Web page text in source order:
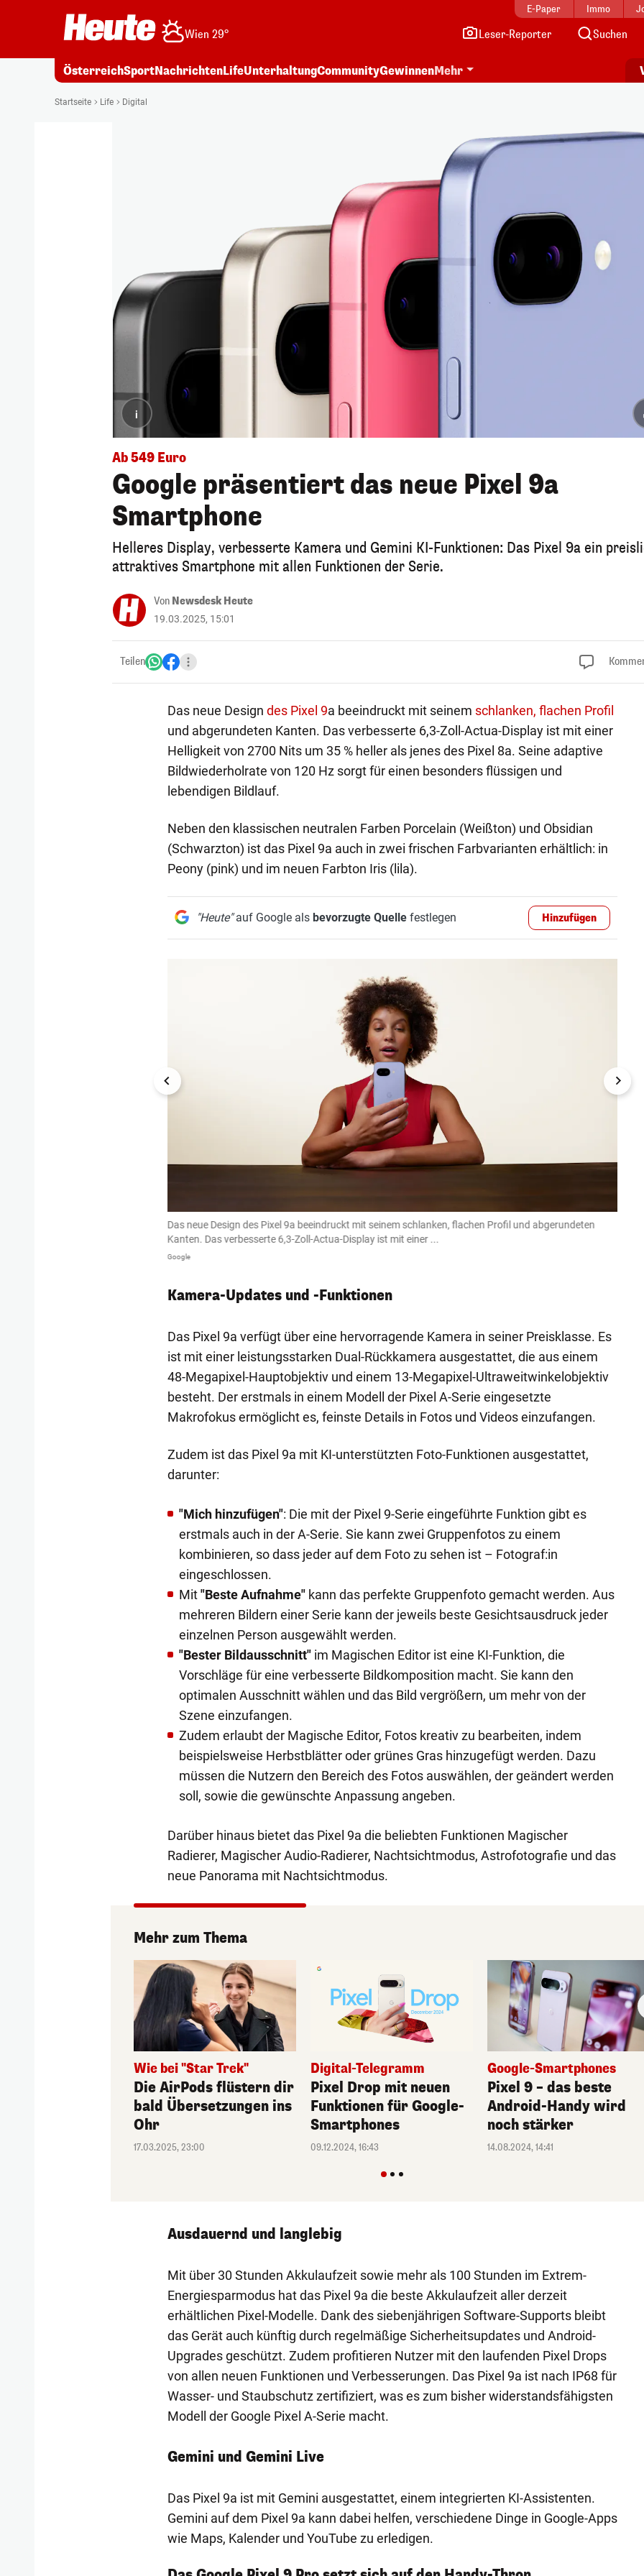
E-Paper Immo
Wien 29° Leser-Reporter Suchen
ÖsterreichSportNachrichtenLifeUnterhaltungCommunityGewinnenMehr
Startseite Life Digital
i
Ab 549 Euro
Google präsentiert das neue Pixel 9a
Smartphone
Helleres Display, verbesserte Kamera und Gemini KI-Funktionen: Das Pixel 9a ein
attraktives Smartphone mit allen Funktionen der Serie.
Von Newsdesk Heute
19.03.2025, 15:01
Teilen
Das neue Design des Pixel 9a beeindruckt mit seinem schlanken, flachen Profil
und abgerundeten Kanten. Das verbesserte 6,3-Zoll-Actua-Display ist mit einer
Helligkeit von 2700 Nits um 35 % heller als jenes des Pixel 8a. Seine adaptive
Bildwiederholrate von 120 Hz sorgt für einen besonders flüssigen und
lebendigen Bildlauf.
Neben den klassischen neutralen Farben Porcelain (Weißton) und Obsidian
(Schwarzton) ist das Pixel 9a auch in zwei frischen Farbvarianten erhältlich: in
Peony (pink) und im neuen Farbton Iris (lila).
"Heute"auf Google als bevorzugte Quellefestlegen Hinzufügen
1/10
Das neue Design des Pixel 9a beeindruckt mit seinem schlanken, flachen Profil und abgerundeten
Kanten. Das verbesserte 6,3-Zoll-Actua-Display ist mit einer ...
Google
Kamera-Updates und -Funktionen
Das Pixel 9a verfügt über eine hervorragende Kamera in seiner Preisklasse. Es
ist mit einer leistungsstarken Dual-Rückkamera ausgestattet, die aus einem
48-Megapixel-Hauptobjektiv und einem 13-Megapixel-Ultraweitwinkelobjektiv
besteht. Der erstmals in einem Modell der Pixel A-Serie eingesetzte
Makrofokus ermöglicht es, feinste Details in Fotos und Videos einzufangen.
Zudem ist das Pixel 9a mit KI-unterstützten Foto-Funktionen ausgestattet,
darunter:
"Mich hinzufügen": Die mit der Pixel 9-Serie eingeführte Funktion gibt es
erstmals auch in der A-Serie. Sie kann zwei Gruppenfotos zu einem
kombinieren, so dass jeder auf dem Foto zu sehen ist – Fotograf:in
eingeschlossen.
Mit"Beste Aufnahme"kann das perfekte Gruppenfoto gemacht werden. Aus
mehreren Bildern einer Serie kann der jeweils beste Gesichtsausdruck jeder
einzelnen Person ausgewählt werden.
"Bester Bildausschnitt"im Magischen Editor ist eine KI-Funktion, die
Vorschläge für eine verbesserte Bildkomposition macht. Sie kann den
optimalen Ausschnitt wählen und das Bild vergrößern, um mehr von der
Szene einzufangen.
Zudem erlaubt der Magische Editor, Fotos kreativ zu bearbeiten, indem
beispielsweise Herbstblätter oder grünes Gras hinzugefügt werden. Dazu
müssen die Nutzern den Bereich des Fotos auswählen, der geändert werden
soll, sowie die gewünschte Anpassung angeben.
Darüber hinaus bietet das Pixel 9a die beliebten Funktionen Magischer
Radierer, Magischer Audio-Radierer, Nachtsichtmodus, Astrofotografie und das
neue Panorama mit Nachtsichtmodus.
Mehr zum Thema
Wie bei "Star Trek"
Die AirPods flüstern dir
bald Übersetzungen ins
Ohr
17.03.2025, 23:00
Digital-Telegramm
Pixel Drop mit neuen
Funktionen für Google-
Smartphones
09.12.2024, 16:43
Google-Smartphones
Pixel 9 – das beste
Android-Handy wird
noch stärker
14.08.2024, 14:41
Ausdauernd und langlebig
Mit über 30 Stunden Akkulaufzeit sowie mehr als 100 Stunden im Extrem-
Energiesparmodus hat das Pixel 9a die beste Akkulaufzeit aller derzeit
erhältlichen Pixel-Modelle. Dank des siebenjährigen Software-Supports bleibt
das Gerät auch künftig durch regelmäßige Sicherheitsupdates und Android-
Upgrades geschützt. Zudem profitieren Nutzer mit den laufenden Pixel Drops
von allen neuen Funktionen und Verbesserungen. Das Pixel 9a ist nach IP68 für
Wasser- und Staubschutz zertifiziert, was es zum bisher widerstandsfähigsten
Modell der Google Pixel A-Serie macht.
Gemini und Gemini Live
Das Pixel 9a ist mit Gemini ausgestattet, einem integrierten KI-Assistenten.
Gemini auf dem Pixel 9a kann dabei helfen, verschiedene Dinge in Google-Apps
wie Maps, Kalender und YouTube zu erledigen.
1/10